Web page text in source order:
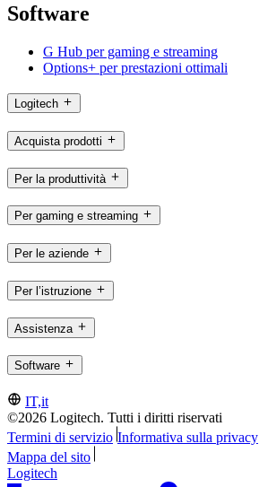
Software
G Hub per gaming e streaming
Options+ per prestazioni ottimali
Logitech
Acquista prodotti
Per la produttività
Per gaming e streaming
Per le aziende
Per l’istruzione
Assistenza
Software
IT,it
©2026 Logitech. Tutti i diritti riservati
Termini di servizio Informativa sulla privacy
Mappa del sito
Logitech